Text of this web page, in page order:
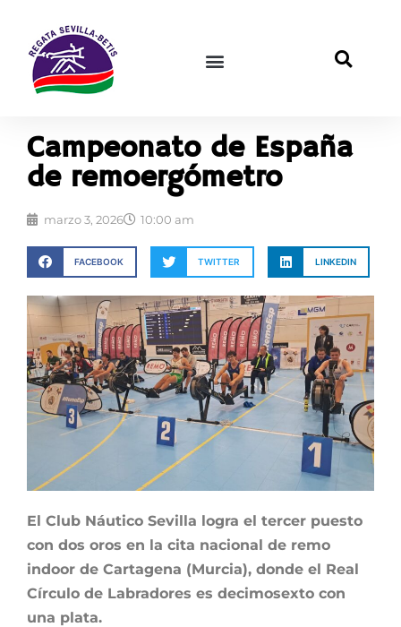
Campeonato de España
de remoergómetro
marzo 3, 2026 10:00 am
FACEBOOK TWITTER LINKEDIN
El Club Náutico Sevilla logra el tercer puesto
con dos oros en la cita nacional de remo
indoor de Cartagena (Murcia), donde el Real
Círculo de Labradores es decimosexto con
una plata.